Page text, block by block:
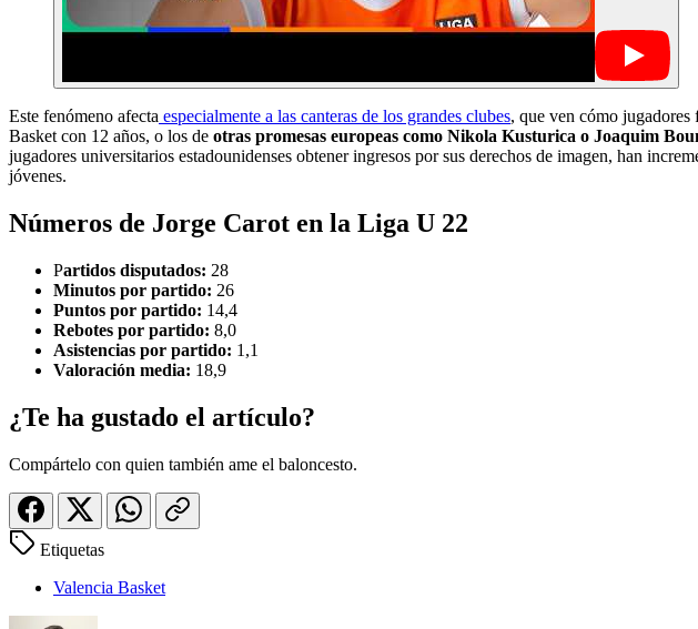
Este fenómeno afecta especialmente a las canteras de los grandes clubes, que ven cómo
Basket con 12 años, o los de otras promesas europeas como Nikola Kusturica o Joaquim
jugadores universitarios estadounidenses obtener ingresos por sus derechos de imagen, han
jóvenes.
Números de Jorge Carot en la Liga U 22
Partidos disputados: 28
Minutos por partido: 26
Puntos por partido: 14,4
Rebotes por partido: 8,0
Asistencias por partido: 1,1
Valoración media: 18,9
¿Te ha gustado el artículo?
Compártelo con quien también ame el baloncesto.
Etiquetas
Valencia Basket